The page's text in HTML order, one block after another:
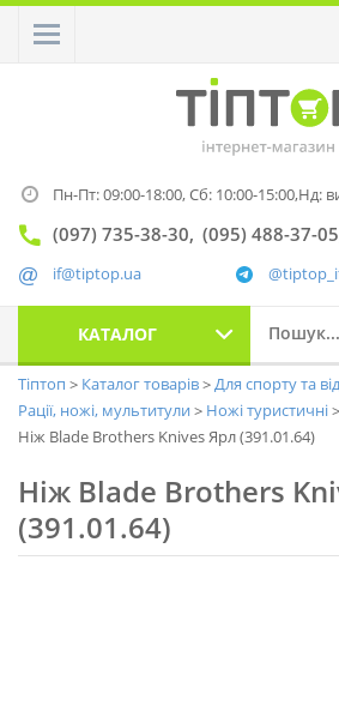
Пн-Пт: 09:00-18:00,Сб: 10:00-15:00,Нд:
(097) 735-38-30 (095) 488-37-05
if@tiptop.ua
КАТАЛОГ
Тіптоп Каталог товарів
Для спорту та
Рації, ножі, мультитули
Ножі туристичні
Ніж Blade Brothers Knives Ярл (391.01.64)
Ніж Blade Brothers
(391.01.64)